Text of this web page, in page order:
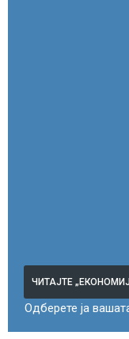
ЧИТАЈТЕ
Одберете ја